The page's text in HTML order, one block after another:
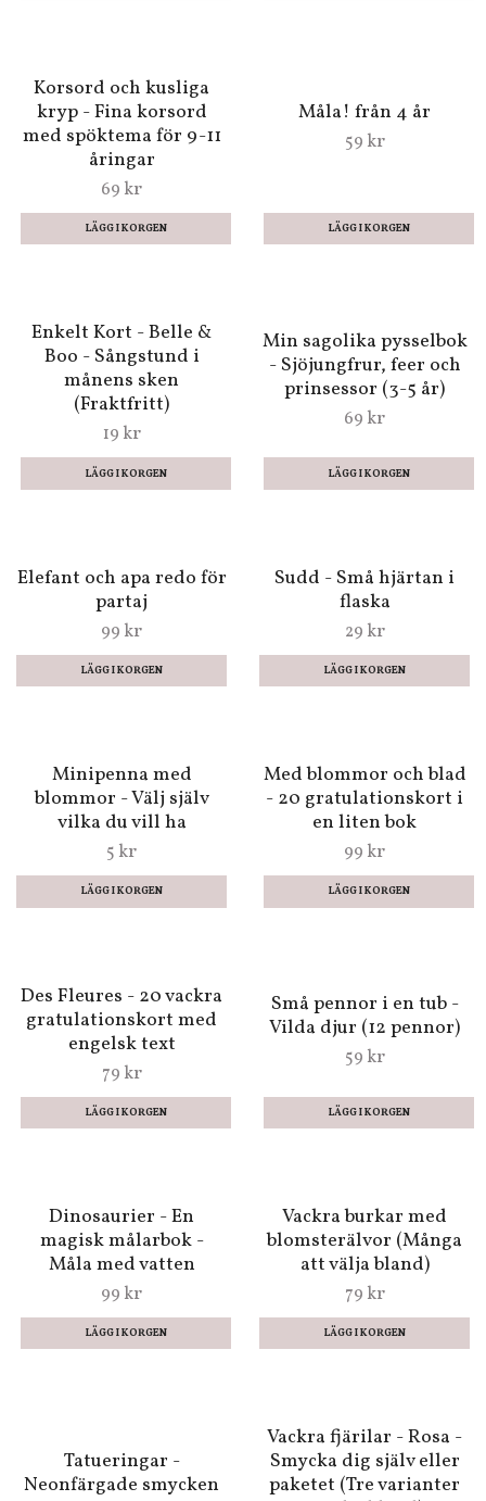
Enkelt Kort - Åsa, Gåsa
Klinga (Fraktfritt)
19 kr
lamm (Fraktfritt)
19 kr
med spöktema för 9-11
åringar
69 kr
månens sken
(Fraktfritt)
19 kr
prinsessor (3-5 år)
69 kr
Elefant och apa redo för
partaj
99 kr
LÄGG I KORGEN
Sudd - Små hjärtan i
flaska
29 kr
LÄGG I KORGEN
blommor - Välj själv
vilka du vill ha
5 kr
LÄGG I KORGEN
en liten bok
99 kr
gratulationskort med
engelsk text
79 kr
Vilda djur (12 pennor)
59 kr
Måla med vatten
99 kr
blomsterälvor (Många
att välja bland)
79 kr